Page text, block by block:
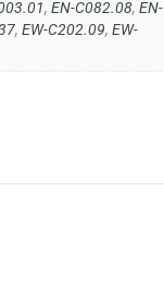
, EN-C082.08, EN-
, EW-C202.09, EW-